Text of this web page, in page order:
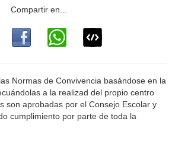
Normas de Convivencia basándose en la
a la realizad del propio centro
son aprobadas por el Consejo Escolar y
cumplimiento por parte de toda la